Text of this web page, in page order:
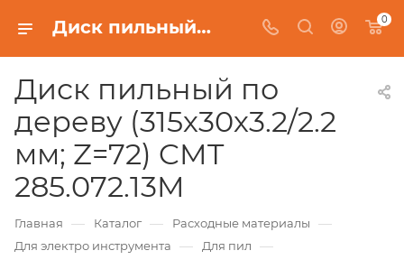
Диск пильный по дереву (315х30х3.2/2.2 мм; Z=72) CMT 285.072.13M 0
Диск пильный по
дереву (315х30х3.2/2.2
мм; Z=72) CMT
285.072.13M
Главная — Каталог — Расходные материалы —
Для электро инструмента — Для пил —